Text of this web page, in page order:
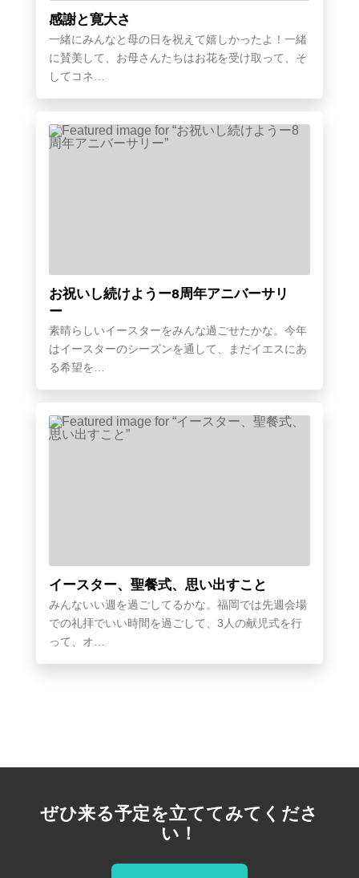
感謝と寛大さ
一緒にみんなと母の日を祝えて嬉しかったよ！一緒
に賛美して、お母さんたちはお花を受け取って、そ
してコネ…
お祝いし続けようー8周年アニバーサリ
ー
素晴らしいイースターをみんな過ごせたかな。今年
はイースターのシーズンを通して、まだイエスにあ
る希望を…
イースター、聖餐式、思い出すこと
みんないい週を過ごしてるかな。福岡では先週会場
での礼拝でいい時間を過ごして、3人の献児式を行
って、オ…
ぜひ来る予定を立ててみてくださ
い！